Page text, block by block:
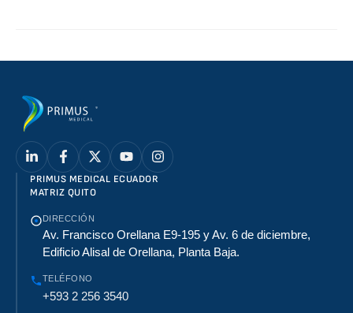
PRIMUS MEDICAL ECUADOR
MATRIZ QUITO
DIRECCIÓN
Av. Francisco Orellana E9-195 y Av. 6 de diciembre,
Edificio Alisal de Orellana, Planta Baja.
TELÉFONO
+593 2 256 3540